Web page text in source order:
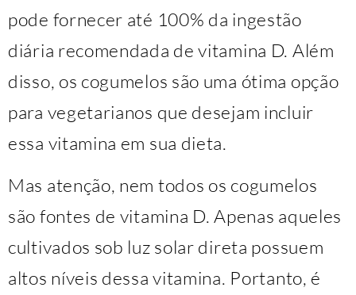
pode fornecer até 100% da ingestão
diária recomendada de vitamina D. Além
disso, os cogumelos são uma ótima opção
para vegetarianos que desejam incluir
essa vitamina em sua dieta.
Mas atenção, nem todos os cogumelos
são fontes de vitamina D. Apenas aqueles
cultivados sob luz solar direta possuem
altos níveis dessa vitamina. Portanto, é